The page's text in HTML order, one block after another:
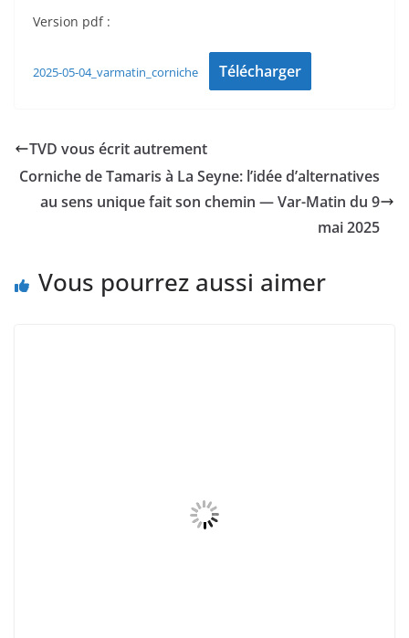
Version pdf :
2025-05-04_varmatin_corniche Télécharger
TVD vous écrit autrement
Corniche de Tamaris à La Seyne: l’idée d’alternatives
au sens unique fait son chemin — Var-Matin du 9
mai 2025
Vous pourrez aussi aimer